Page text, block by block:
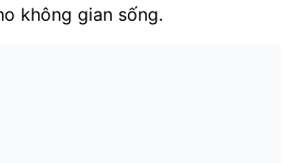
không gian sống.